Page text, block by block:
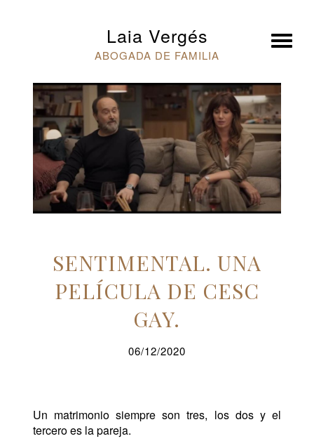
Laia Vergés
ABOGADA DE FAMILIA
×
SENTIMENTAL. UNA
PELÍCULA DE CESC
GAY.
06/12/2020
Un matrimonio siempre son tres, los dos y el
tercero es la pareja.